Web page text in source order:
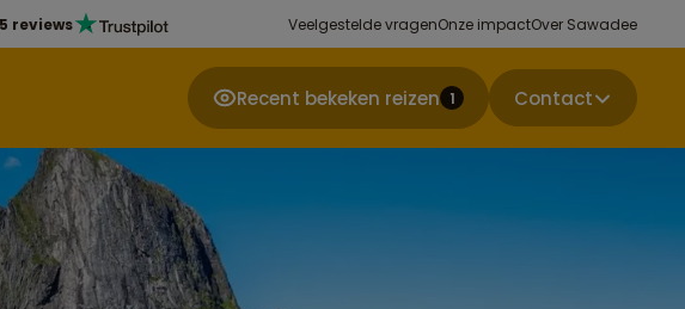
reviews Veelgestelde vragenOnze impactOver Sawadee
Recent bekeken reizen 1 Contact